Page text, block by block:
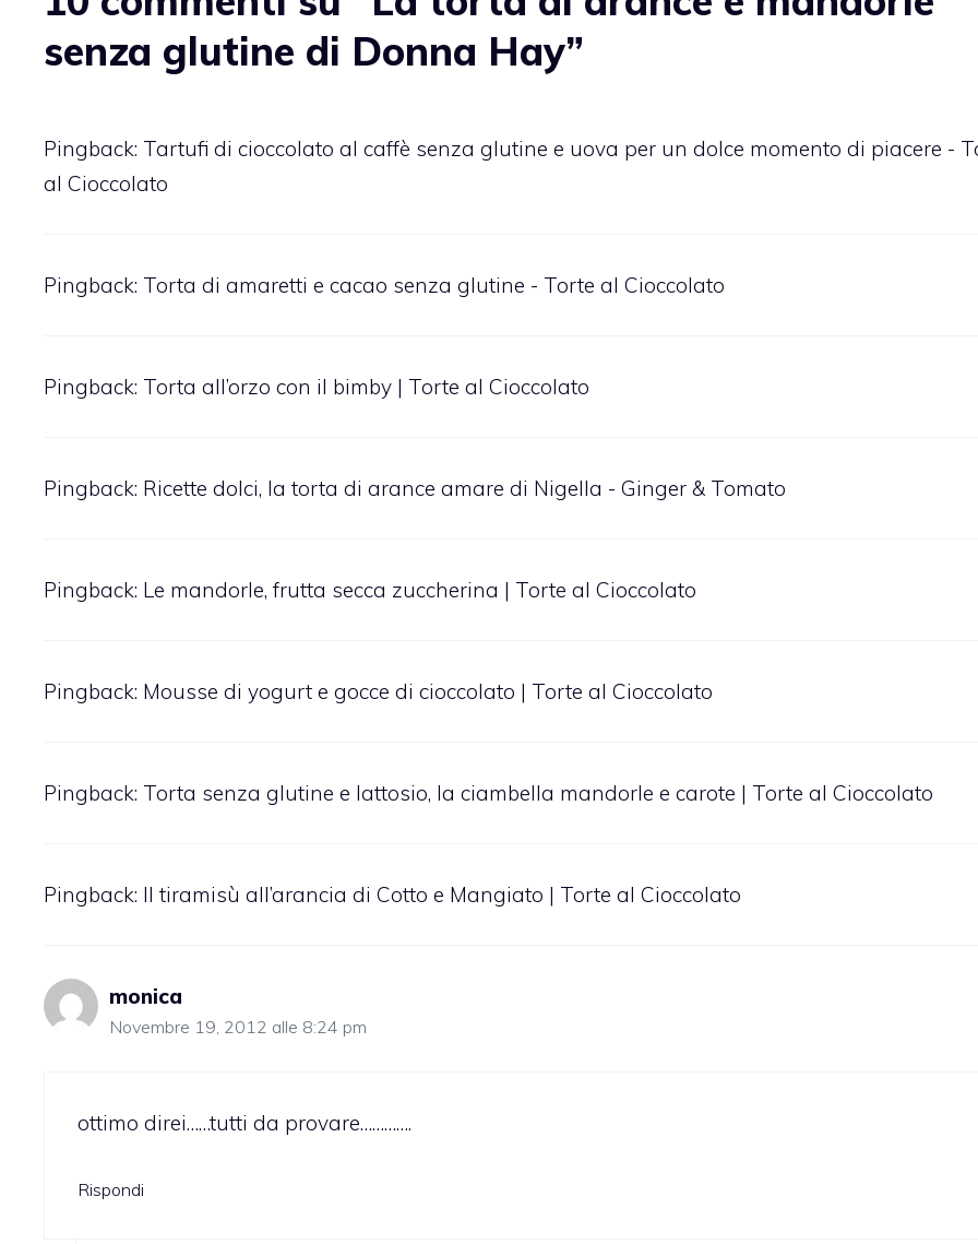
senza glutine di Donna Hay”
Pingback: Tartufi di cioccolato al caffè senza glutine e uova per un dolce momento di piacere -
al Cioccolato
Pingback: Torta di amaretti e cacao senza glutine - Torte al Cioccolato
Pingback: Torta all’orzo con il bimby | Torte al Cioccolato
Pingback: Ricette dolci, la torta di arance amare di Nigella - Ginger & Tomato
Pingback: Le mandorle, frutta secca zuccherina | Torte al Cioccolato
Pingback: Mousse di yogurt e gocce di cioccolato | Torte al Cioccolato
Pingback: Torta senza glutine e lattosio, la ciambella mandorle e carote | Torte al Cioccolato
Pingback: Il tiramisù all’arancia di Cotto e Mangiato | Torte al Cioccolato
monica
Novembre 19, 2012 alle 8:24 pm
ottimo direi……tutti da provare………….
Rispondi